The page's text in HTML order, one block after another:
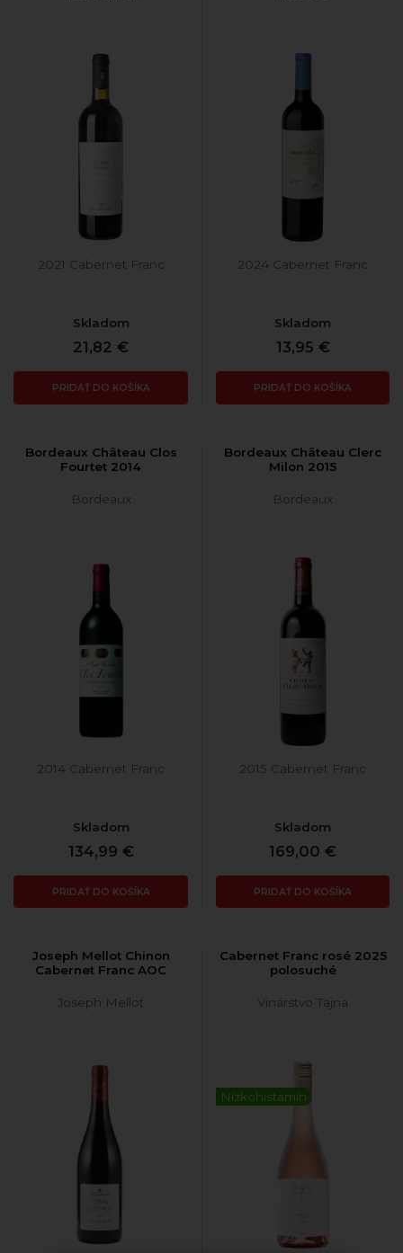
2021 Cabernet Franc
Skladom
21,82 €
PRIDAŤ DO KOŠÍKA
2024 Cabernet Franc
Skladom
13,95 €
PRIDAŤ DO KOŠÍKA
Bordeaux Château Clos
Fourtet 2014
Bordeaux
2014 Cabernet Franc
Skladom
134,99 €
PRIDAŤ DO KOŠÍKA
Bordeaux Château Clerc
Milon 2015
Bordeaux
2015 Cabernet Franc
Skladom
169,00 €
PRIDAŤ DO KOŠÍKA
Joseph Mellot Chinon
Cabernet Franc AOC
Joseph Mellot
Cabernet Franc rosé 2025
polosuché
Vinárstvo Tajna
Nízkohistamín